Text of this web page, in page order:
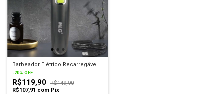
Barbeador Elétrico Recarregável
-20% OFF
R$119,90
R$149,90
R$107,91 com Pix